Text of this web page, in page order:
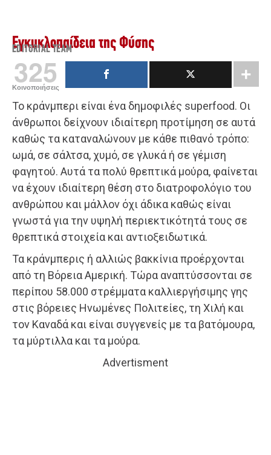
Εγκυκλοπαίδεια της Φύσης
EDITORIAL TEAM
325
Κοινοποιήσεις
Το κράνμπερι είναι ένα δημοφιλές superfood. Οι
άνθρωποι δείχνουν ιδιαίτερη προτίμηση σε αυτά
καθώς τα καταναλώνουν με κάθε πιθανό τρόπο:
ωμά, σε σάλτσα, χυμό, σε γλυκά ή σε γέμιση
φαγητού. Αυτά τα πολύ θρεπτικά μούρα, φαίνεται
να έχουν ιδιαίτερη θέση στο διατροφολόγιο του
ανθρώπου και μάλλον όχι άδικα καθώς είναι
γνωστά για την υψηλή περιεκτικότητά τους σε
θρεπτικά στοιχεία και αντιοξειδωτικά.
Τα κράνμπερις ή αλλιώς βακκίνια προέρχονται
από τη Βόρεια Αμερική. Τώρα αναπτύσσονται σε
περίπου 58.000 στρέμματα καλλιεργήσιμης γης
στις βόρειες Ηνωμένες Πολιτείες, τη Χιλή και
τον Καναδά και είναι συγγενείς με τα βατόμουρα,
τα μύρτιλλα και τα μούρα.
Advertisment